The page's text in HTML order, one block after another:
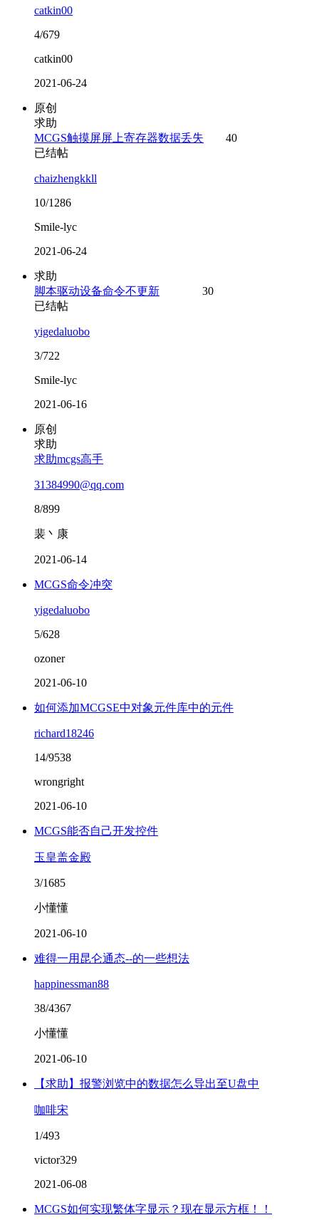
catkin00
4/679
catkin00
2021-06-24
原创
求助
MCGS触摸屏屏上寄存器数据丢失
40
已结帖
chaizhengkkll
10/1286
Smile-lyc
2021-06-24
求助
脚本驱动设备命令不更新
30
已结帖
yigedaluobo
3/722
Smile-lyc
2021-06-16
原创
求助
求助mcgs高手
31384990@qq.com
8/899
裴丶康
2021-06-14
MCGS命令冲突
yigedaluobo
5/628
ozoner
2021-06-10
如何添加MCGSE中对象元件库中的元件
richard18246
14/9538
wrongright
2021-06-10
MCGS能否自己开发控件
玉皇盖金殿
3/1685
小懂懂
2021-06-10
难得一用昆仑通态--的一些想法
happinessman88
38/4367
小懂懂
2021-06-10
【求助】报警浏览中的数据怎么导出至U盘中
咖啡宋
1/493
victor329
2021-06-08
MCGS如何实现繁体字显示？现在显示方框！！